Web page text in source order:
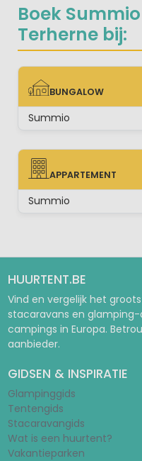
Boek
Terherne bij:
BUNGALOW
BUNGALOW
Summio
APPARTEMENT
APPARTEMENT
Summio
HUURTENT.BE
Vind en vergelijk het
stacaravans en
campings in Europa.
aanbieder.
GIDSEN & INSPIRATIE
Glampinggids
Tentengids
Stacaravangids
Wat is een huurtent?
Vakantieparken